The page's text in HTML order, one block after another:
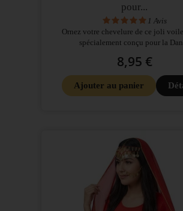
pour...
1 Avis
Ornez votre chevelure de ce joli
spécialement conçu pour la
8,95 €
Ajouter au panier